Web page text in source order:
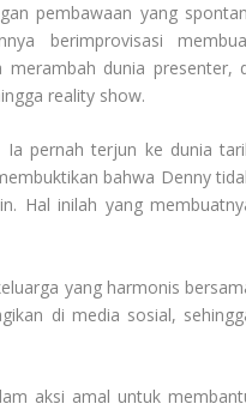
pembawaan yang
berimprovisasi
merambah dunia presenter,
reality show.
pernah terjun ke dunia
bahwa Denny
Hal inilah yang
yang harmonis
di media sosial,
aksi amal untuk